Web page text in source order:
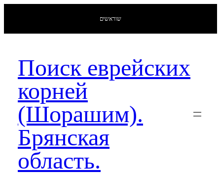
שוראשים
Поиск еврейских
корней
(Шорашим).
Брянская
область.